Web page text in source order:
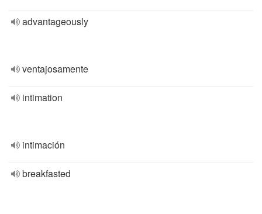
advantageously
ventajosamente
intimation
intimación
breakfasted